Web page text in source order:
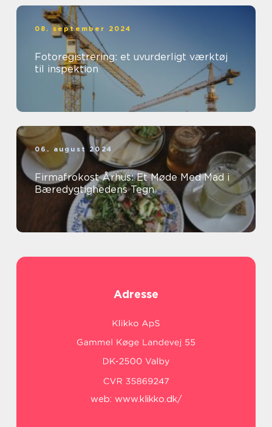
08. september 2024
Fotoregistrering: et uvurderligt værktøj
til inspektion
06. august 2024
Firmafrokost Århus: Et Møde Med Mad i
Bæredygtighedens Tegn
Adresse
web: www.klikko.dk/